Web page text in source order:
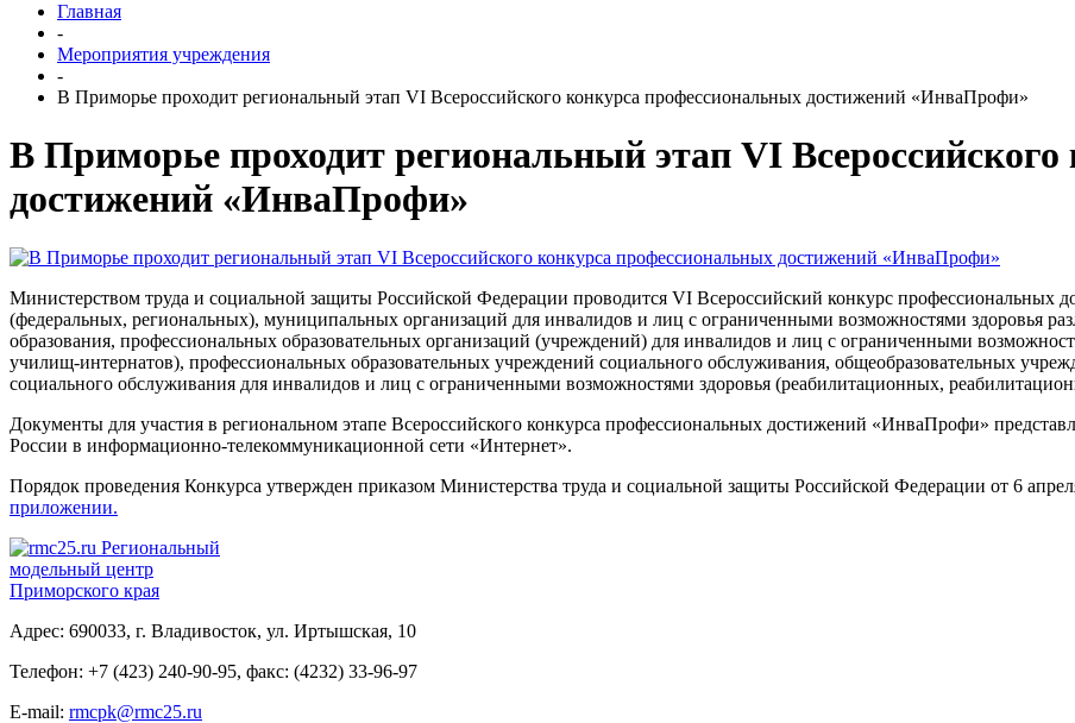
Главная
-
Мероприятия учреждения
-
В Приморье проходит региональный этап VI Всероссийского конкурса профессиональных достижений «ИнваПрофи»
В Приморье проходит региональный этап VI
достижений «ИнваПрофи»
Министерством труда и социальной защиты Российской Федерации проводится VI Всероссийский конкурс профессиональных
(федеральных, региональных), муниципальных организаций для инвалидов и лиц с ограниченными возможностями здоровья
образования, профессиональных образовательных организаций (учреждений) для инвалидов и лиц с ограниченными
училищ-интернатов), профессиональных образовательных учреждений социального обслуживания, общеобразовательных
социального обслуживания для инвалидов и лиц с ограниченными возможностями здоровья (реабилитационных,
Документы для участия в региональном этапе Всероссийского конкурса профессиональных достижений «ИнваПрофи»
России в информационно-телекоммуникационной сети «Интернет».
Порядок проведения Конкурса утвержден приказом Министерства труда и социальной защиты Российской Федерации от 6
приложении.
Региональный
модельный центр
Приморского края
Адрес: 690033, г. Владивосток, ул. Иртышская, 10
Телефон: +7 (423) 240-90-95, факс: (4232) 33-96-97
E-mail: rmcpk@rmc25.ru